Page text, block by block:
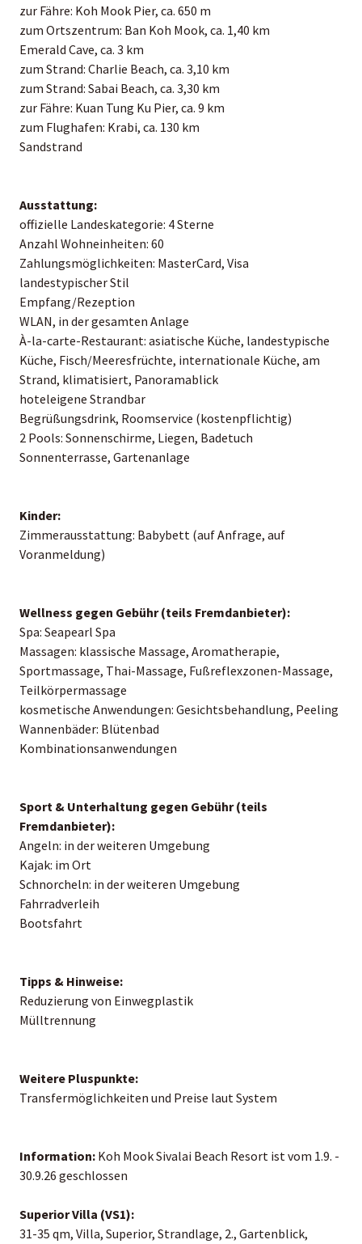
zur Fähre: Koh Mook Pier, ca. 650 m
zum Ortszentrum: Ban Koh Mook, ca. 1,40 km
Emerald Cave, ca. 3 km
zum Strand: Charlie Beach, ca. 3,10 km
zum Strand: Sabai Beach, ca. 3,30 km
zur Fähre: Kuan Tung Ku Pier, ca. 9 km
zum Flughafen: Krabi, ca. 130 km
Sandstrand
Ausstattung:
offizielle Landeskategorie: 4 Sterne
Anzahl Wohneinheiten: 60
Zahlungsmöglichkeiten: MasterCard, Visa
landestypischer Stil
Empfang/Rezeption
WLAN, in der gesamten Anlage
À-la-carte-Restaurant: asiatische Küche, landestypische
Küche, Fisch/Meeresfrüchte, internationale Küche, am
Strand, klimatisiert, Panoramablick
hoteleigene Strandbar
Begrüßungsdrink, Roomservice (kostenpflichtig)
2 Pools: Sonnenschirme, Liegen, Badetuch
Sonnenterrasse, Gartenanlage
Kinder:
Zimmerausstattung: Babybett (auf Anfrage, auf
Voranmeldung)
Wellness gegen Gebühr (teils Fremdanbieter):
Spa: Seapearl Spa
Massagen: klassische Massage, Aromatherapie,
Sportmassage, Thai-Massage, Fußreflexzonen-Massage,
Teilkörpermassage
kosmetische Anwendungen: Gesichtsbehandlung, Peeling
Wannenbäder: Blütenbad
Kombinationsanwendungen
Sport & Unterhaltung gegen Gebühr (teils
Fremdanbieter):
Angeln: in der weiteren Umgebung
Kajak: im Ort
Schnorcheln: in der weiteren Umgebung
Fahrradverleih
Bootsfahrt
Tipps & Hinweise:
Reduzierung von Einwegplastik
Mülltrennung
Weitere Pluspunkte:
Transfermöglichkeiten und Preise laut System
Information: Koh Mook Sivalai Beach Resort ist vom 1.9. -
30.9.26 geschlossen
Superior Villa (VS1):
31-35 qm, Villa, Superior, Strandlage, 2., Gartenblick,